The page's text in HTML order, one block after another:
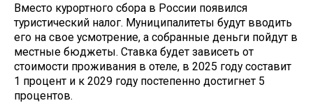
Вместо курортного сбора в России появился
туристический налог. Муниципалитеты будут вводить
его на свое усмотрение, а собранные деньги пойдут в
местные бюджеты. Ставка будет зависеть от
стоимости проживания в отеле, в 2025 году составит
1 процент и к 2029 году постепенно достигнет 5
процентов.